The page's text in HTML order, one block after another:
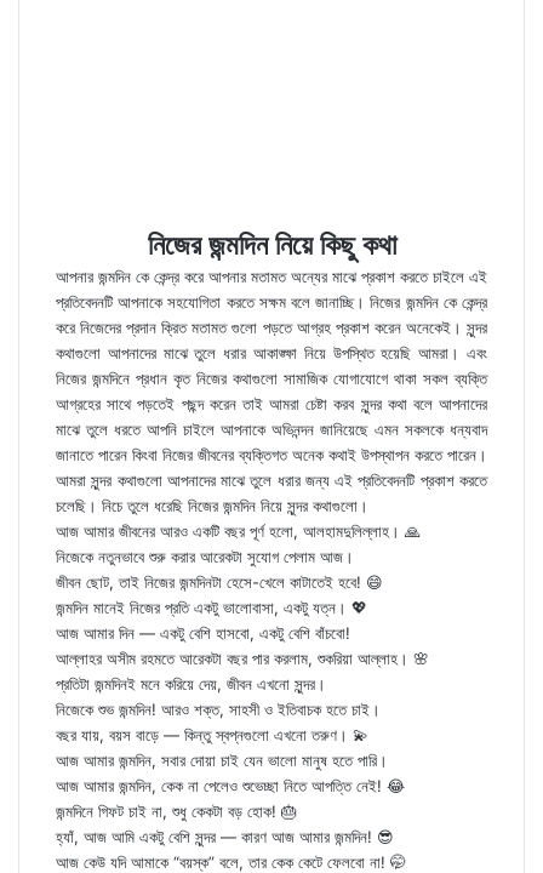
নিজের জন্মদিন নিয়ে কিছু কথা
আপনার জন্মদিন কে কেন্দ্র করে আপনার মতামত অন্যের মাঝে প্রকাশ করতে চাইলে এই
প্রতিবেদনটি আপনাকে সহযোগিতা করতে সক্ষম বলে জানাচ্ছি। নিজের জন্মদিন কে কেন্দ্র
করে নিজেদের প্রদান ক্রিত মতামত গুলো পড়তে আগ্রহ প্রকাশ করেন অনেকেই। সুন্দর
কথাগুলো আপনাদের মাঝে তুলে ধরার আকাঙ্ক্ষা নিয়ে উপস্থিত হয়েছি আমরা। এবং
নিজের জন্মদিনে প্রধান কৃত নিজের কথাগুলো সামাজিক যোগাযোগে থাকা সকল ব্যক্তি
আগ্রহের সাথে পড়তেই পছন্দ করেন তাই আমরা চেষ্টা করব সুন্দর কথা বলে আপনাদের
মাঝে তুলে ধরতে আপনি চাইলে আপনাকে অভিনন্দন জানিয়েছে এমন সকলকে ধন্যবাদ
জানাতে পারেন কিংবা নিজের জীবনের ব্যক্তিগত অনেক কথাই উপস্থাপন করতে পারেন।
আমরা সুন্দর কথাগুলো আপনাদের মাঝে তুলে ধরার জন্য এই প্রতিবেদনটি প্রকাশ করতে
চলেছি। নিচে তুলে ধরেছি নিজের জন্মদিন নিয়ে সুন্দর কথাগুলো।
আজ আমার জীবনের আরও একটি বছর পূর্ণ হলো, আলহামদুলিল্লাহ। 🙏
নিজেকে নতুনভাবে শুরু করার আরেকটা সুযোগ পেলাম আজ।
জীবন ছোট, তাই নিজের জন্মদিনটা হেসে-খেলে কাটাতেই হবে! 😄
জন্মদিন মানেই নিজের প্রতি একটু ভালোবাসা, একটু যত্ন। 💖
আজ আমার দিন — একটু বেশি হাসবো, একটু বেশি বাঁচবো!
আল্লাহর অসীম রহমতে আরেকটা বছর পার করলাম, শুকরিয়া আল্লাহ। 🌸
প্রতিটা জন্মদিনই মনে করিয়ে দেয়, জীবন এখনো সুন্দর।
নিজেকে শুভ জন্মদিন! আরও শক্ত, সাহসী ও ইতিবাচক হতে চাই।
বছর যায়, বয়স বাড়ে — কিন্তু স্বপ্নগুলো এখনো তরুণ। 💫
আজ আমার জন্মদিন, সবার দোয়া চাই যেন ভালো মানুষ হতে পারি।
আজ আমার জন্মদিন, কেক না পেলেও শুভেচ্ছা নিতে আপত্তি নেই! 😂
জন্মদিনে গিফট চাই না, শুধু কেকটা বড় হোক! 🎂
হ্যাঁ, আজ আমি একটু বেশি সুন্দর — কারণ আজ আমার জন্মদিন! 😎
আজ কেউ যদি আমাকে “বয়স্ক” বলে, তার কেক কেটে ফেলবো না! 🤭